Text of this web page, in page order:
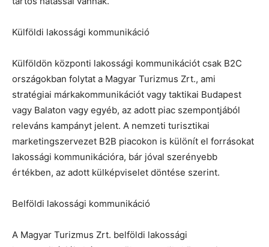
Külföldi lakossági kommunikáció
Külföldön központi lakossági kommunikációt csak B2C
országokban folytat a Magyar Turizmus Zrt., ami
stratégiai márkakommunikációt vagy taktikai Budapest
vagy Balaton vagy egyéb, az adott piac szempontjából
releváns kampányt jelent. A nemzeti turisztikai
marketingszervezet B2B piacokon is különít el forrásokat
lakossági kommunikációra, bár jóval szerényebb
értékben, az adott külképviselet döntése szerint.
Belföldi lakossági kommunikáció
A Magyar Turizmus Zrt. belföldi lakossági